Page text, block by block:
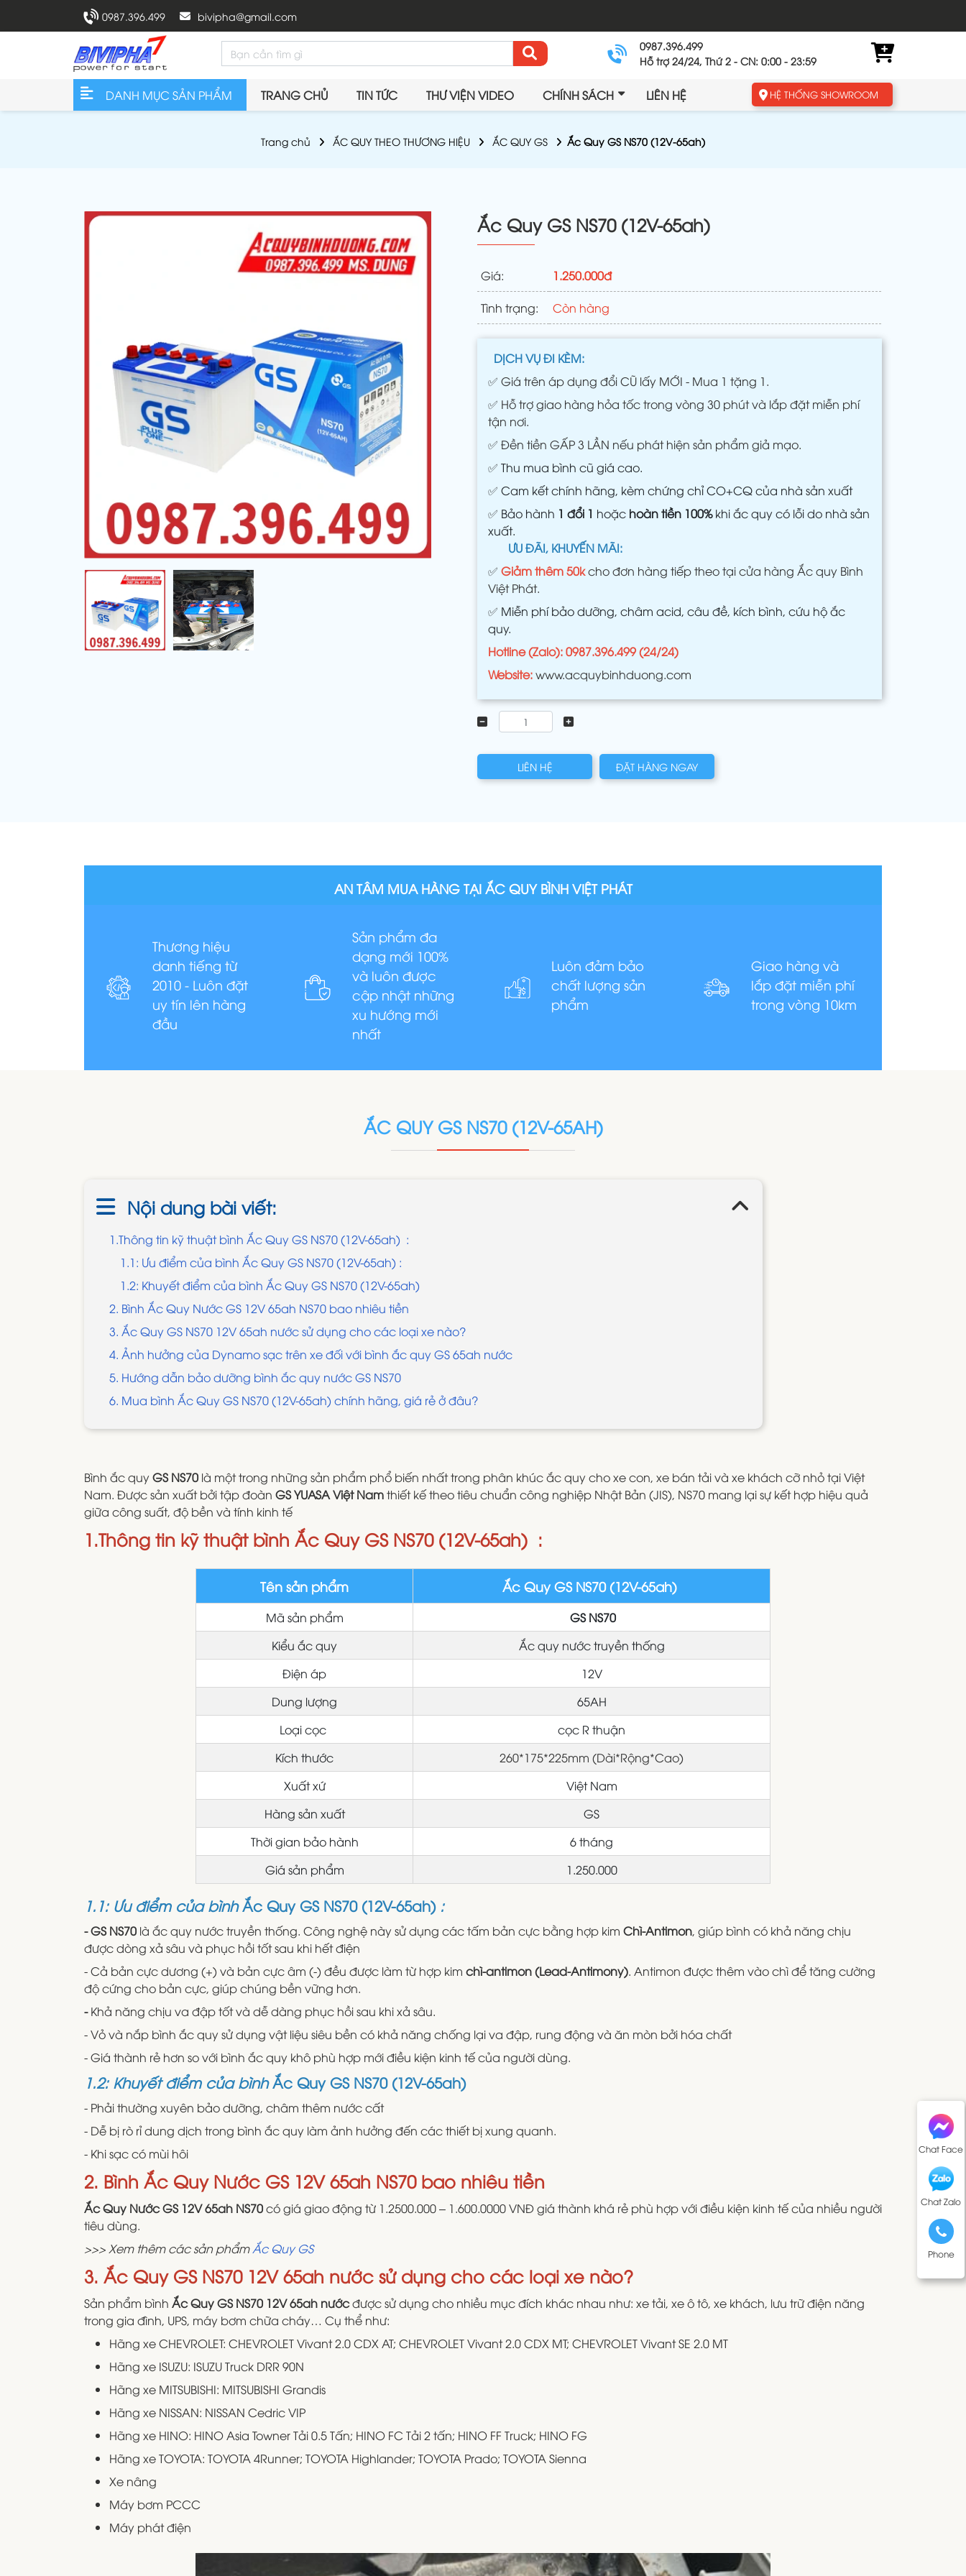
0987.396.499 bivipha@gmail.com
0987.396.499
Hỗ trợ 24/24, Thứ 2 - CN: 0:00 - 23:59
DANH MỤC SẢN PHẨM TRANG CHỦ TIN TỨC THƯ VIỆN VIDEO CHÍNH SÁCH LIÊN HỆ HỆ THỐNG SHOWROOM
Chat Face
Chat Zalo
Phone
Trang chủ ẮC QUY THEO THƯƠNG HIỆU ẮC QUY GS Ắc Quy GS NS70 (12V-65ah)
Ắc Quy GS NS70 (12V-65ah)
Giá: 1.250.000đ
Tình trạng: Còn hàng
DỊCH VỤ ĐI KÈM:
✅Giá trên áp dụng đổi CŨ lấy MỚI - Mua 1 tặng 1.
✅ Hỗ trợ giao hàng hỏa tốc trong vòng 30 phút và lắp đặt miễn phí
tận nơi.
✅Đền tiền GẤP 3 LẦN nếu phát hiện sản phẩm giả mạo.
✅Thu mua bình cũ giá cao.
✅Cam kết chính hãng, kèm chứng chỉ CO+CQ của nhà sản xuất
✅ Bảo hành 1 đổi 1 hoặc hoàn tiền 100%khi ắc quy có lỗi do nhà sản
xuất.
ƯU ĐÃI, KHUYẾN MÃI:
✅Giảm thêm 50kcho đơn hàng tiếp theo tại cửa hàng Ắc quy Bình
Việt Phát.
✅ Miễn phí bảo dưỡng, châm acid, câu đề, kích bình, cứu hộ ắc
quy.
Hotline (Zalo): 0987.396.499 (24/24)
Website:www.acquybinhduong.com
LIÊN HỆ ĐẶT HÀNG NGAY
AN TÂM MUA HÀNG TẠI ẮC QUY BÌNH VIỆT PHÁT
Thương hiệu
danh tiếng từ
2010 - Luôn đặt
uy tín lên hàng
đầu
Sản phẩm đa
dạng mới 100%
và luôn được
cập nhật những
xu hướng mới
nhất
Luôn đảm bảo
chất lượng sản
phẩm
Giao hàng và
lắp đặt miễn phí
trong vòng 10km
ẮC QUY GS NS70 (12V-65AH)
Nội dung bài viết:
1.Thông tin kỹ thuật bình Ắc Quy GS NS70 (12V-65ah) :
1.1: Ưu điểm của bình Ắc Quy GS NS70 (12V-65ah) :
1.2: Khuyết điểm của bình Ắc Quy GS NS70 (12V-65ah)
2. Bình Ắc Quy Nước GS 12V 65ah NS70 bao nhiêu tiền
3. Ắc Quy GS NS70 12V 65ah nước sử dụng cho các loại xe nào?
4. Ảnh hưởng của Dynamo sạc trên xe đối với bình ắc quy GS 65ah nước
​​5. Hướng dẫn bảo dưỡng bình ắc quy nước GS NS70
6. Mua bình Ắc Quy GS NS70 (12V-65ah) chính hãng, giá rẻ ở đâu?
Bình ắc quyGS NS70 là một trong những sản phẩm phổ biến nhất trong phân khúc ắc quy cho xe con, xe bán tải và xe khách cỡ nhỏ tại Việt
Nam. Được sản xuất bởi tập đoàn GS YUASA Việt Namthiết kế theo tiêu chuẩn công nghiệp Nhật Bản (JIS), NS70 mang lại sự kết hợp hiệu quả
giữa công suất, độ bền và tính kinh tế
1.Thông tin kỹ thuật bình Ắc Quy GS NS70 (12V-65ah) :
Tên sản phẩm Ắc Quy GS NS70 (12V-65ah)
Mã sản phẩm
GS NS70
Kiểu ắc quy
Ắc quy nước truyền thống
Điện áp
12V
Dung lượng
65AH
Loại cọc
cọc R thuận
Kích thước
260*175*225mm (Dài*Rộng*Cao)
Xuất xứ
Việt Nam
Hàng sản xuất
GS
Thời gian bảo hành
6 tháng
Giá sản phẩm
1.250.000
1.1: Ưu điểm của bìnhẮc Quy GS NS70 (12V-65ah):
- GS NS70 là ắc quy nước truyền thống. Công nghệ này sử dụng các tấm bản cực bằng hợp kim Chì-Antimon, giúp bình có khả năng chịu
được dòng xả sâu và phục hồi tốt sau khi hết điện
- Cả bản cực dương (+) và bản cực âm (-) đều được làm từ hợp kim chì-antimon (Lead-Antimony). Antimon được thêm vào chì để tăng cường
độ cứng cho bản cực, giúp chúng bền vững hơn.
-Khả năng chịu va đập tốt và dễ dàng phục hồi sau khi xả sâu.
- Vỏ và nắp bình ắc quy sử dụng vật liệu siêu bền có khả năng chống lại va đập, rung động và ăn mòn bởi hóa chất
- Giá thành rẻ hơn so với bình ắc quy khô phù hợp mới điều kiện kinh tế của người dùng.
1.2: Khuyết điểm của bìnhẮc Quy GS NS70 (12V-65ah)
- Phải thường xuyên bảo dưỡng, châm thêm nước cất
- Dễ bị rò rỉ dung dịch trong bình ắc quy làm ảnh hưởng đến các thiết bị xung quanh.
- Khi sạc có mùi hôi
2. Bình Ắc Quy Nước GS 12V 65ah NS70 bao nhiêu tiền
Ắc Quy Nước GS 12V 65ah NS70có giá giao động từ 1.2500.000 – 1.600.0000 VNĐ giá thành khá rẻ phù hợp với điều kiện kinh tế của nhiều người
tiêu dùng.
>>> Xem thêm các sản phẩmẮc Quy GS
3. Ắc Quy GS NS70 12V 65ah nước sử dụng cho các loại xe nào?
Sản phẩm bình Ắc Quy GS NS70 12V 65ah nướcđược sử dụng cho nhiều mục đích khác nhau như: xe tải, xe ô tô, xe khách, lưu trữ điện năng
trong gia đình, UPS, máy bơm chữa cháy… Cụ thể như:
Hãng xe CHEVROLET: CHEVROLET Vivant 2.0 CDX AT; CHEVROLET Vivant 2.0 CDX MT; CHEVROLET Vivant SE 2.0 MT
Hãng xe ISUZU: ISUZU Truck DRR 90N
Hãng xe MITSUBISHI: MITSUBISHI Grandis
Hãng xe NISSAN: NISSAN Cedric VIP
Hãng xe HINO: HINO Asia Towner Tải 0.5 Tấn; HINO FC Tải 2 tấn; HINO FF Truck; HINO FG
Hãng xe TOYOTA: TOYOTA 4Runner; TOYOTA Highlander; TOYOTA Prado; TOYOTA Sienna
Xe nâng
Máy bơm PCCC
Máy phát điện